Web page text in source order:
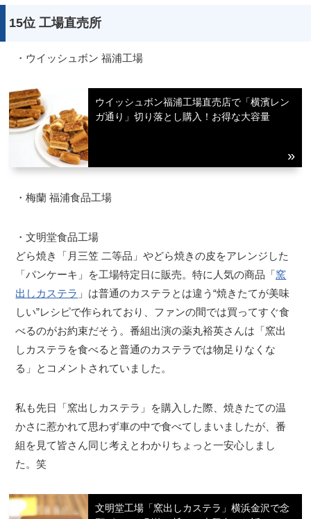
15位 工場直売所
・ウイッシュボン 福浦工場
ウイッシュボン福浦工場直売店で「横濱レン
ガ通り」切り落とし購入！お得な大容量
・梅蘭 福浦食品工場
・文明堂食品工場
どら焼き「月三笠 二等品」やどら焼きの皮をアレンジした
「パンケーキ」を工場特定日に販売。特に人気の商品「窯
出しカステラ 」は普通のカステラとは違う“焼きたてが美味
しい”レシピで作られており、ファンの間では買ってすぐ食
べるのがお約束だそう。番組出演の薬丸裕英さんは「窯出
しカステラを食べると普通のカステラでは物足りなくな
る」とコメントされていました。
私も先日「窯出しカステラ」を購入した際、焼きたての温
かさに惹かれて思わず車の中で食べてしまいましたが、番
組を見て皆さん同じ考えとわかりちょっと一安心しまし
た。笑
文明堂工場「窯出しカステラ」横浜金沢で念